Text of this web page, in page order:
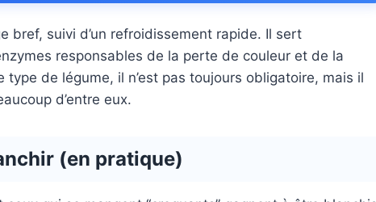
bref, suivi d’un refroidissement rapide. Il sert
responsables de la perte de couleur et de la
de légume, il n’est pas toujours obligatoire, mais il
d’entre eux.
(en pratique)